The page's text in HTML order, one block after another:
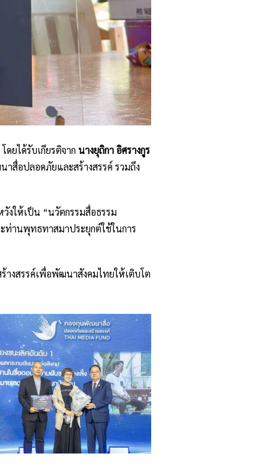
ยได้รับเกียรติจาก นางยุถิกา อิศรางกูร
อปลอดภัยและสร้างสรรค์ รวมถึง
วังให้เป็น “นวัตกรรมสื่อธรรม
ท่านพุทธทาสมาประยุกต์ใช้ในการ
างสรรค์เพื่อพัฒนาสังคมไทยให้เติบโต